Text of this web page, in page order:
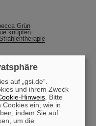
Grün
knüpfen
für Kranführer
Festkomitees
Triathlon “10 Freunde”
bei GSI
zur
auf „gsi.de“.
und ihrem Zweck
Hinweis . Bitte
Cookies ein, wie in
indem Sie auf
um die